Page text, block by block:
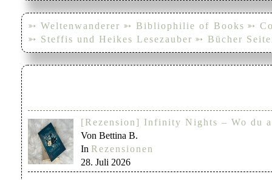
➳ Weltenwanderer ➳ Bibliophilie of Books ➳
➳ Steffis und Heikes Lesezauber ➳ Bücher
[Rezension] Infinity Nights – Wo du
Von Bettina B.
In Rezensionen
28. Juli 2026